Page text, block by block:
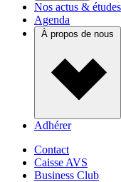
Nos actus & études
Agenda
À propos de nous
Adhérer
Contact
Caisse AVS
Business Club